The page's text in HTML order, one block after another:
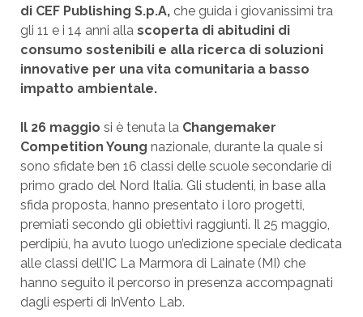
di CEF Publishing S.p.A,che guida i giovanissimi tra
gli 11 e i 14 anni alla scoperta di abitudini di
consumo sostenibili e alla ricerca di soluzioni
innovative per una vita comunitaria a basso
impatto ambientale.
Il 26 maggio si è tenuta la Changemaker
Competition Young nazionale, durante la quale si
sono sfidate ben 16 classi delle scuole secondarie di
primo grado del Nord Italia. Gli studenti, in base alla
sfida proposta, hanno presentato i loro progetti,
premiati secondo gli obiettivi raggiunti. Il 25 maggio,
perdipiù, ha avuto luogo un’edizione speciale dedicata
alle classi dell’IC La Marmora di Lainate (MI) che
hanno seguito il percorso in presenza accompagnati
dagli esperti di InVento Lab.